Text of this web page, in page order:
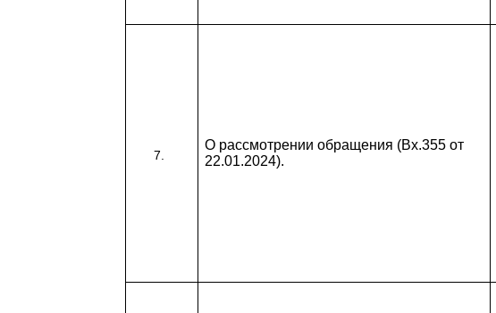
О рассмотрении обращения (Вх.355 от
22.01.2024).